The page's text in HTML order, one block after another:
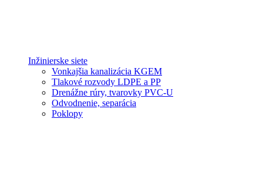
Inžinierske siete
Vonkajšia kanalizácia KGEM
Tlakové rozvody LDPE a PP
Drenážne rúry, tvarovky PVC-U
Odvodnenie, separácia
Poklopy